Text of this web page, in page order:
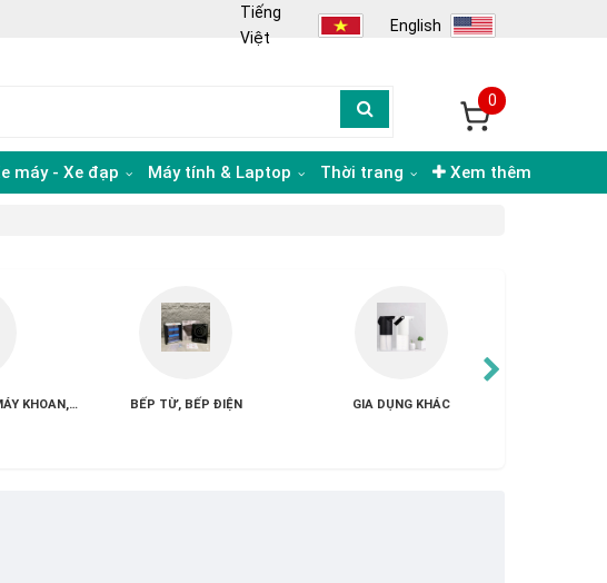
Tiếng
Việt
English
0
máy - Xe đạp Máy tính & Laptop Thời trang Xem thêm
ĐIỀU HÒA - QUẠT MÁY XAY - MÁY ÉP